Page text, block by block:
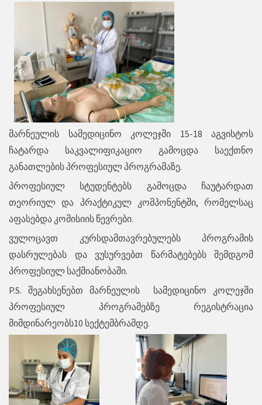
მარნეულის სამედიცინო კოლეჯში 15-18 აგვისტოს
ჩატარდა საკვალიფიკაციო გამოცდა საექთნო
განათლების პროფესიულ პროგრამაზე.
პროფესიულ სტუდენტებს გამოცდა ჩაუტარდათ
თეორიულ და პრაქტიკულ კომპონენტში, რომელსაც
აფასებდა კომისიის წევრები.
ვულოცავთ კურსდამთავრებულებს პროგრამის
დასრულებას და ვუსურვებთ წარმატებებს შემდგომ
პროფესიულ საქმიანობაში.
P.S. შეგახსენებთ მარნეულის სამედიცინო კოლეჯში
პროფესიულ პროგრამებზე რეგისტრაცია
მიმდინარეობს10 სექტემბრამდე.